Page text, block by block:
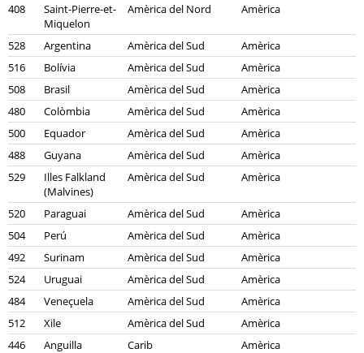
408
Saint-Pierre-et-
Miquelon
Amèrica del Nord Amèrica
528 Argentina Amèrica del Sud
Amèrica
516
Bolívia Amèrica del Sud
Amèrica
508
Brasil Amèrica del Sud
Amèrica
480
Colòmbia Amèrica del Sud
Amèrica
500
Equador Amèrica del Sud
Amèrica
488
Guyana Amèrica del Sud
Amèrica
529
Illes Falkland
(Malvines)
Amèrica del Sud Amèrica
520 Paraguai Amèrica del Sud
Amèrica
504
Perú Amèrica del Sud
Amèrica
492
Surinam Amèrica del Sud
Amèrica
524
Uruguai Amèrica del Sud
Amèrica
484
Veneçuela Amèrica del Sud
Amèrica
512
Xile Amèrica del Sud
Amèrica
446
Anguilla Carib
Amèrica